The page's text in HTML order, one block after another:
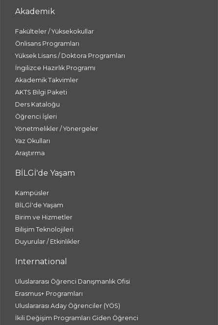
Akademik
Fakülteler / Yüksekokullar
Önlisans Programları
Yüksek Lisans / Doktora Programları
İngilizce Hazırlık Programı
Akademik Takvimler
AKTS Bilgi Paketi
Ders Kataloğu
Öğrenci İşleri
Yönetmelikler / Yönergeler
Yaz Okulları
Araştırma
BİLGİ'de Yaşam
Kampüsler
BİLGİ'de Yaşam
Birim ve Hizmetler
Bilişim Teknolojileri
Duyurular / Etkinlikler
International
Uluslararası Öğrenci Danışmanlık Ofisi
Erasmus+ Programları
Uluslararası Aday Öğrenciler (YÖS)
İkili Değişim Programları Giden Öğrenci